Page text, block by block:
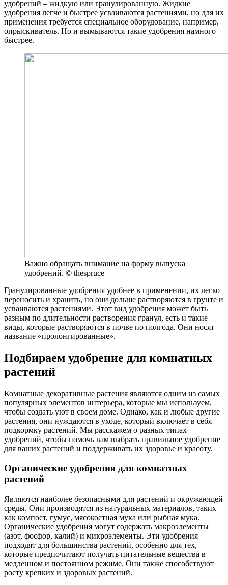
удобрений – жидкую или гранулированную. Жидкие
удобрения легче и быстрее усваиваются растениями, но для их
применения требуется специальное оборудование, например,
опрыскиватель. Но и вымываются такие удобрения намного
быстрее.
Важно обращать внимание на форму выпуска
удобрений. © thespruce
Гранулированные удобрения удобнее в применении, их легко
переносить и хранить, но они дольше растворяются в грунте и
усваиваются растениями. Этот вид удобрения может быть
разным по длительности растворения гранул, есть и такие
виды, которые растворяются в почве по полгода. Они носят
название «пролонгированные».
Подбираем удобрение для комнатных
растений
Комнатные декоративные растения являются одним из самых
популярных элементов интерьера, которые мы используем,
чтобы создать уют в своем доме. Однако, как и любые другие
растения, они нуждаются в уходе, который включает в себя
подкормку растений. Мы расскажем о разных типах
удобрений, чтобы помочь вам выбрать правильное удобрение
для ваших растений и поддерживать их здоровье и красоту.
Органические удобрения для комнатных
растений
Являются наиболее безопасными для растений и окружающей
среды. Они производятся из натуральных материалов, таких
как компост, гумус, мясокостная мука или рыбная мука.
Органические удобрения могут содержать макроэлементы
(азот, фосфор, калий) и микроэлементы. Эти удобрения
подходят для большинства растений, особенно для тех,
которые предпочитают получать питательные вещества в
медленном и постоянном режиме. Они также способствуют
росту крепких и здоровых растений.